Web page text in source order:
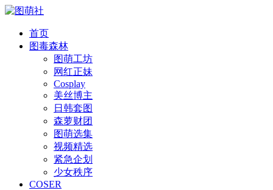
首页
图毒森林
图萌工坊
网红正妹
Cosplay
美丝博主
日韩套图
森萝财团
图萌选集
视频精选
紧急企划
少女秩序
COSER